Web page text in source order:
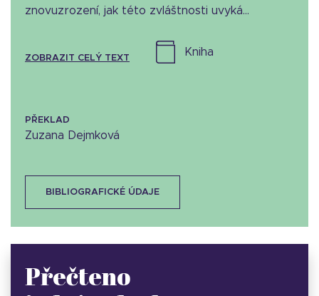
znovuzrození, jak této zvláštnosti uvyká...
ZOBRAZIT CELÝ TEXT
kniha
PŘEKLAD
Zuzana Dejmková
BIBLIOGRAFICKÉ ÚDAJE
Přečteno